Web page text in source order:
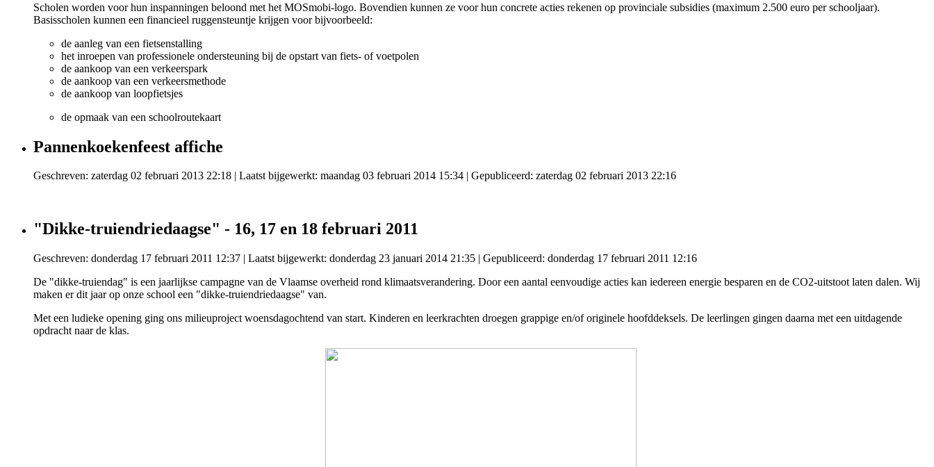
Scholen worden voor hun inspanningen beloond met het MOSmobi-logo. Bovendien kunnen ze voor hun concrete acties rekenen op provinciale subsidies (maximum 2.500 euro per schooljaar).
Basisscholen kunnen een financieel ruggensteuntje krijgen voor bijvoorbeeld:
de aanleg van een fietsenstalling
het inroepen van professionele ondersteuning bij de opstart van fiets- of voetpolen
de aankoop van een verkeerspark
de aankoop van een verkeersmethode
de aankoop van loopfietsjes
de opmaak van een schoolroutekaart
Pannenkoekenfeest affiche
Geschreven: zaterdag 02 februari 2013 22:18 Laatst bijgewerkt: maandag 03 februari 2014 15:34 Gepubliceerd: zaterdag 02 februari 2013 22:16
"Dikke-truiendriedaagse" - 16, 17 en 18 februari 2011
Geschreven: donderdag 17 februari 2011 12:37 | Laatst bijgewerkt: donderdag 23 januari 2014 21:35 | Gepubliceerd: donderdag 17 februari 2011 12:16
De "dikke-truiendag" is een jaarlijkse campagne van de Vlaamse overheid rond klimaatsverandering. Door een aantal eenvoudige acties kan iedereen energie besparen en de CO2-uitstoot laten dalen. Wij
maken er dit jaar op onze school een "dikke-truiendriedaagse" van.
Met een ludieke opening ging ons milieuproject woensdagochtend van start. Kinderen en leerkrachten droegen grappige en/of originele hoofddeksels. De leerlingen gingen daarna met een uitdagende
opdracht naar de klas.